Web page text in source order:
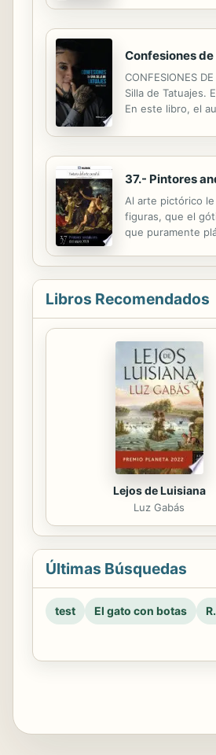
Confesiones
CONFESIONES
Silla de Tatuajes.
En este libro, el
37.- Pintores
Al arte pictórico
figuras, que el
que puramente
Libros Recomendados
Lejos de Luisiana
Luz Gabás
Últimas Búsquedas
test El gato con botas